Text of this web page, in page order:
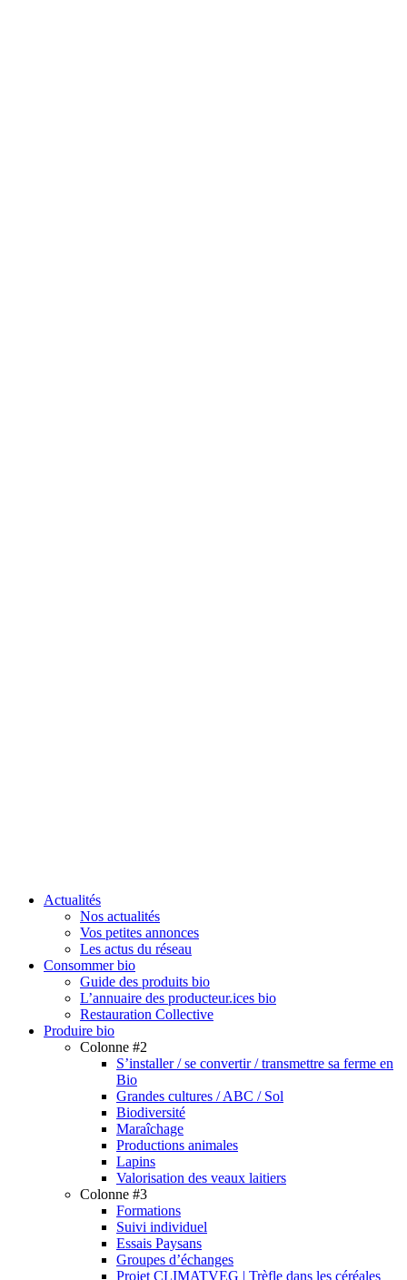
search
Menu
Actualités
Nos actualités
Vos petites annonces
Les actus du réseau
Consommer bio
Guide des produits bio
L’annuaire des producteur.ices bio
Restauration Collective
Produire bio
Colonne #2
S’installer / se convertir / transmettre sa ferme en
Bio
Grandes cultures / ABC / Sol
Biodiversité
Maraîchage
Productions animales
Lapins
Valorisation des veaux laitiers
Colonne #3
Formations
Suivi individuel
Essais Paysans
Groupes d’échanges
Projet CLIMATVEG | Trèfle dans les céréales